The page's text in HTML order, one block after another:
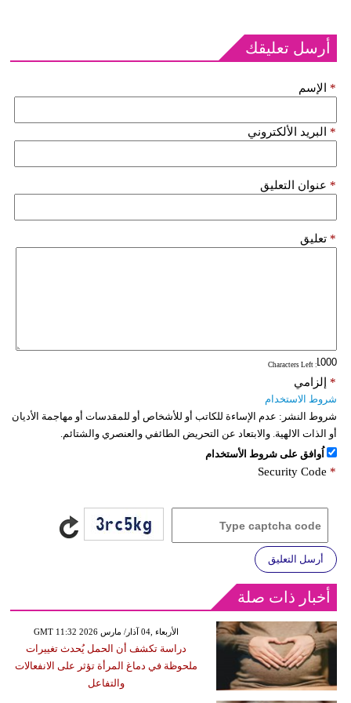
أرسل تعليقك
الإسم *
البريد الألكتروني *
عنوان التعليق *
تعليق *
: Characters Left
إلزامي *
شروط الاستخدام
شروط النشر: عدم الإساءة للكاتب أو للأشخاص أو للمقدسات أو مهاجمة الأديان
أو الذات الالهية. والابتعاد عن التحريض الطائفي والعنصري والشتائم.
اُوافق على شروط الأستخدام
Security Code *
أرسل التعليق
أخبار ذات صلة
GMT 11:32 2026 الأربعاء ,04 آذار/ مارس
دراسة تكشف أن الحمل يُحدث تغييرات
ملحوظة في دماغ المرأة تؤثر على الانفعالات
والتفاعل